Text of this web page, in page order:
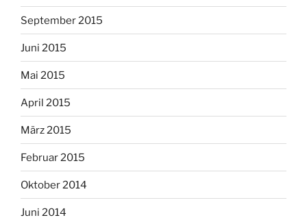
September 2015
Juni 2015
Mai 2015
April 2015
März 2015
Februar 2015
Oktober 2014
Juni 2014